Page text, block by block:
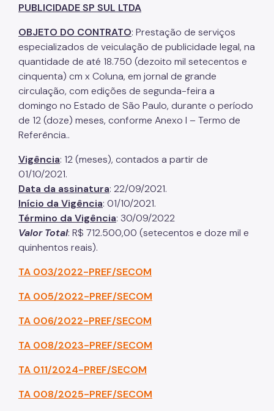
PUBLICIDADE SP SUL LTDA
OBJETO DO CONTRATO: Prestação de serviços
especializados de veiculação de publicidade legal, na
quantidade de até 18.750 (dezoito mil setecentos e
cinquenta) cm x Coluna, em jornal de grande
circulação, com edições de segunda-feira a
domingo no Estado de São Paulo, durante o período
de 12 (doze) meses, conforme Anexo I – Termo de
Referência..
Vigência: 12 (meses), contados a partir de
01/10/2021.
Data da assinatura: 22/09/2021.
Início da Vigência: 01/10/2021.
Término da Vigência: 30/09/2022
Valor Total: R$ 712.500,00 (setecentos e doze mil e
quinhentos reais).
TA 003/2022-PREF/SECOM
TA 005/2022-PREF/SECOM
TA 006/2022-PREF/SECOM
TA 008/2023-PREF/SECOM
TA 011/2024-PREF/SECOM
TA 008/2025-PREF/SECOM